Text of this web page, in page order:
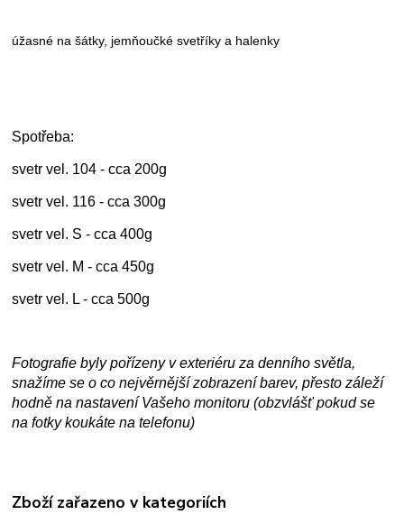
úžasné na šátky, jemňoučké svetříky a halenky
Spotřeba:
svetr vel. 104 - cca 200g
svetr vel. 116 - cca 300g
svetr vel. S - cca 400g
svetr vel. M - cca 450g
svetr vel. L - cca 500g
Fotografie byly pořízeny v exteriéru za denního světla,
snažíme se o co nejvěrnější zobrazení barev, přesto záleží
hodně na nastavení Vašeho monitoru (obzvlášť pokud se
na fotky koukáte na telefonu)
Zboží zařazeno v kategoriích